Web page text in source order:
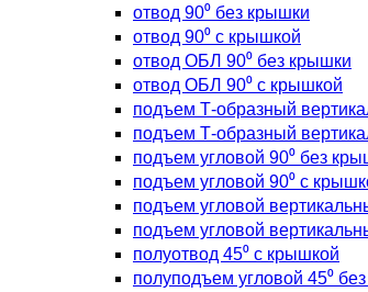
отвод 90⁰ без крышки
отвод 90⁰ с крышкой
отвод ОБЛ 90⁰ без крышки
отвод ОБЛ 90⁰ с крышкой
подъем Т-образный
подъем Т-образный
подъем угловой 90⁰ без
подъем угловой 90⁰ с
подъем угловой
подъем угловой
полуотвод 45⁰ с крышкой
полуподъем угловой 45⁰